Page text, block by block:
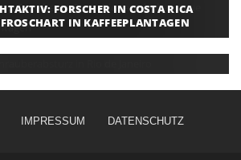
FORSCHER IN COSTA RICA
FROSCHART IN KAFFEEPLANTAGEN
IMPRESSUM DATENSCHUTZ